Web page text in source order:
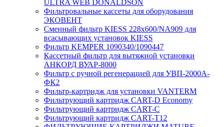
ULTRA WEB DONALDSON
Фильтровальные кассеты для оборудования
ЭКОВЕНТ
Сменный фильтр KIESS 228х600/NA909 для
всасывающих установок KIESS
Фильтр KEMPER 1090340/1090447
Кассетный фильтр для вытяжной установки
АНКОРД ВУАР-8000
Фильтр с ручной регенерацией для УВП-2000А-
ФК2
Фильтр-картридж для установки VANTERM
Фильтрующий картридж CART-D Economy
Фильтрующий картридж CART-C
Фильтрующий картридж CART-T12